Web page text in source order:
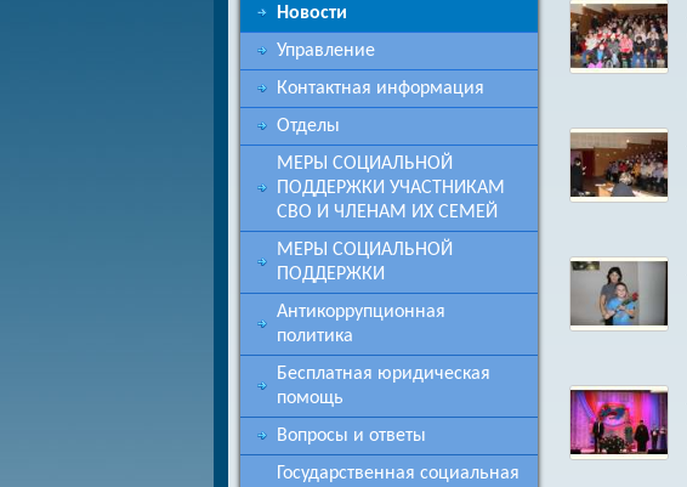
Новости
Управление
Контактная информация
Отделы
МЕРЫ СОЦИАЛЬНОЙ
ПОДДЕРЖКИ УЧАСТНИКАМ
СВО И ЧЛЕНАМ ИХ СЕМЕЙ
МЕРЫ СОЦИАЛЬНОЙ
ПОДДЕРЖКИ
Антикоррупционная
политика
Бесплатная юридическая
помощь
Вопросы и ответы
Государственная социальная